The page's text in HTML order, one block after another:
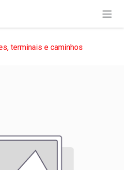
terminais e caminhos